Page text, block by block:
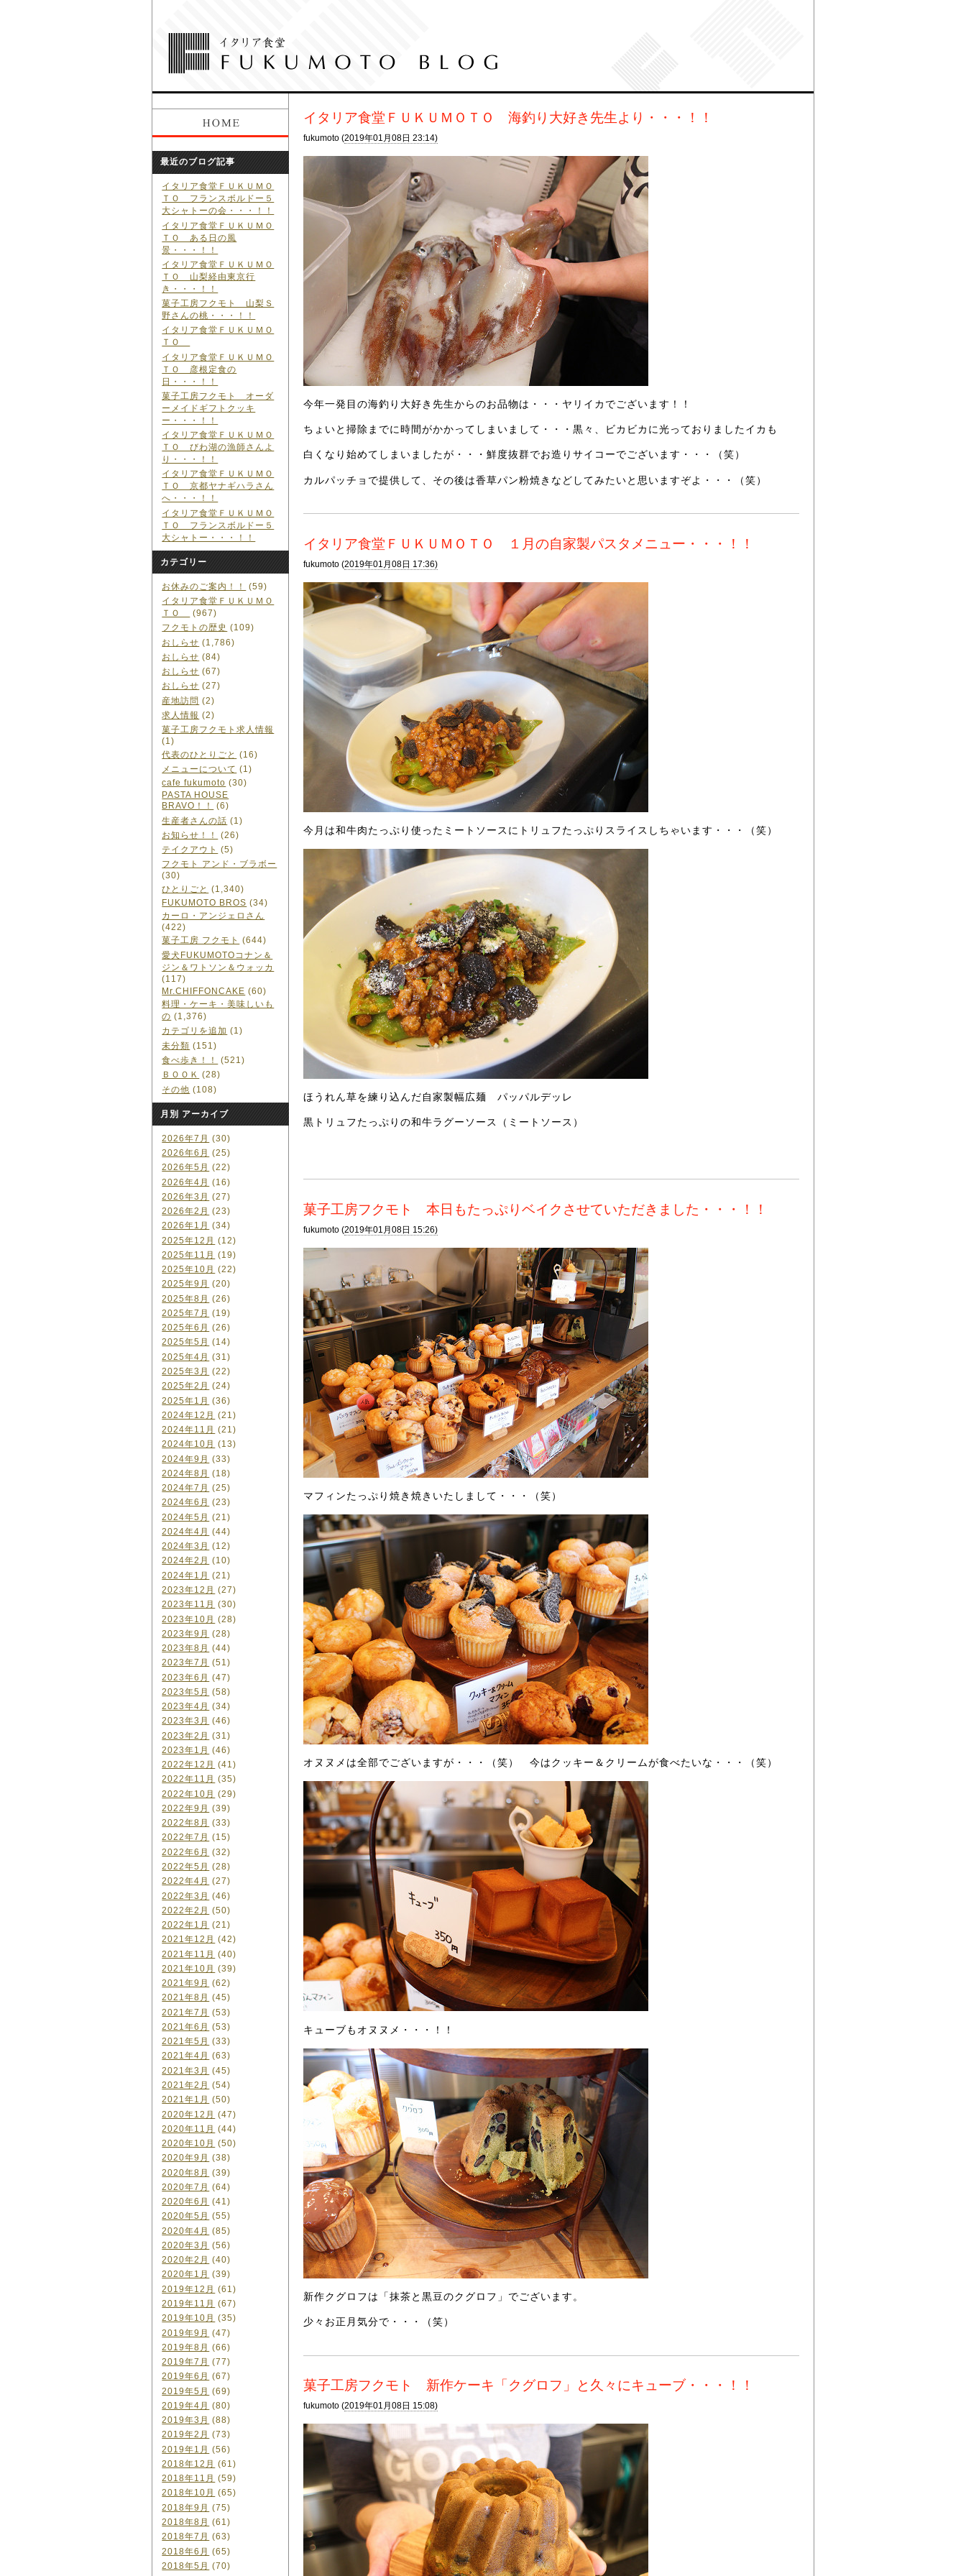
イタリア食堂ＦＵＫＵＭＯＴＯ 海釣り大好き先生より・・・！！
fukumoto (2019年01月08日 23:14)
今年一発目の海釣り大好き先生からのお品物は・・・ヤリイカでございます！！
ちょいと掃除までに時間がかかってしまいまして・・・黒々、ビカビカに光っておりましたイカも
白くなり始めてしまいましたが・・・鮮度抜群でお造りサイコーでございます・・・（笑）
カルパッチョで提供して、その後は香草パン粉焼きなどしてみたいと思いますぞよ・・・（笑）
イタリア食堂ＦＵＫＵＭＯＴＯ １月の自家製パスタメニュー・・・！！
fukumoto (2019年01月08日 17:36)
今月は和牛肉たっぷり使ったミートソースにトリュフたっぷりスライスしちゃいます・・・（笑）
ほうれん草を練り込んだ自家製幅広麺 パッパルデッレ
黒トリュフたっぷりの和牛ラグーソース（ミートソース）
菓子工房フクモト 本日もたっぷりベイクさせていただきました・・・！！
fukumoto (2019年01月08日 15:26)
マフィンたっぷり焼き焼きいたしまして・・・（笑）
オヌヌメは全部でございますが・・・（笑） 今はクッキー＆クリームが食べたいな・・・（笑）
キューブもオヌヌメ・・・！！
新作クグロフは「抹茶と黒豆のクグロフ」でございます。
少々お正月気分で・・・（笑）
菓子工房フクモト 新作ケーキ「クグロフ」と久々にキューブ・・・！！
fukumoto (2019年01月08日 15:08)
最近のブログ記事
イタリア食堂ＦＵＫＵＭＯ
ＴＯ フランスボルドー５
大シャトーの会・・・！！
イタリア食堂ＦＵＫＵＭＯ
ＴＯ ある日の風
景・・・！！
イタリア食堂ＦＵＫＵＭＯ
ＴＯ 山梨経由東京行
き・・・！！
菓子工房フクモト 山梨Ｓ
野さんの桃・・・！！
イタリア食堂ＦＵＫＵＭＯ
ＴＯ
イタリア食堂ＦＵＫＵＭＯ
ＴＯ 彦根定食の
日・・・！！
菓子工房フクモト オーダ
ーメイドギフトクッキ
ー・・・！！
イタリア食堂ＦＵＫＵＭＯ
ＴＯ びわ湖の漁師さんよ
り・・・！！
イタリア食堂ＦＵＫＵＭＯ
ＴＯ 京都ヤナギハラさん
へ・・・！！
イタリア食堂ＦＵＫＵＭＯ
ＴＯ フランスボルドー５
大シャトー・・・！！
カテゴリー
お休みのご案内！！
(59)
イタリア食堂ＦＵＫＵＭＯ
ＴＯ
(967)
フクモトの歴史 (109)
おしらせ (1,786)
おしらせ (84)
おしらせ (67)
おしらせ (27)
産地訪問 (2)
求人情報 (2)
菓子工房フクモト求人情報
(1)
代表のひとりごと (16)
メニューについて (1)
cafe fukumoto (30)
PASTA HOUSE
BRAVO！！
(6)
生産者さんの話 (1)
お知らせ！！
(26)
テイクアウト (5)
フクモト アンド・ブラボー
(30)
ひとりごと (1,340)
FUKUMOTO BROS (34)
カーロ・アンジェロさん
(422)
菓子工房 フクモト (644)
愛犬FUKUMOTOコナン＆
ジン＆ワトソン＆ウォッカ
(117)
Mr.CHIFFONCAKE (60)
料理・ケーキ・美味しいも
の (1,376)
カテゴリを追加 (1)
未分類 (151)
食べ歩き！！
(521)
ＢＯＯＫ (28)
その他 (108)
月別 アーカイブ
2026年7月 (30)
2026年6月 (25)
2026年5月 (22)
2026年4月 (16)
2026年3月 (27)
2026年2月 (23)
2026年1月 (34)
2025年12月 (12)
2025年11月 (19)
2025年10月 (22)
2025年9月 (20)
2025年8月 (26)
2025年7月 (19)
2025年6月 (26)
2025年5月 (14)
2025年4月 (31)
2025年3月 (22)
2025年2月 (24)
2025年1月 (36)
2024年12月 (21)
2024年11月 (21)
2024年10月 (13)
2024年9月 (33)
2024年8月 (18)
2024年7月 (25)
2024年6月 (23)
2024年5月 (21)
2024年4月 (44)
2024年3月 (12)
2024年2月 (10)
2024年1月 (21)
2023年12月 (27)
2023年11月 (30)
2023年10月 (28)
2023年9月 (28)
2023年8月 (44)
2023年7月 (51)
2023年6月 (47)
2023年5月 (58)
2023年4月 (34)
2023年3月 (46)
2023年2月 (31)
2023年1月 (46)
2022年12月 (41)
2022年11月 (35)
2022年10月 (29)
2022年9月 (39)
2022年8月 (33)
2022年7月 (15)
2022年6月 (32)
2022年5月 (28)
2022年4月 (27)
2022年3月 (46)
2022年2月 (50)
2022年1月 (21)
2021年12月 (42)
2021年11月 (40)
2021年10月 (39)
2021年9月 (62)
2021年8月 (45)
2021年7月 (53)
2021年6月 (53)
2021年5月 (33)
2021年4月 (63)
2021年3月 (45)
2021年2月 (54)
2021年1月 (50)
2020年12月 (47)
2020年11月 (44)
2020年10月 (50)
2020年9月 (38)
2020年8月 (39)
2020年7月 (64)
2020年6月 (41)
2020年5月 (55)
2020年4月 (85)
2020年3月 (56)
2020年2月 (40)
2020年1月 (39)
2019年12月 (61)
2019年11月 (67)
2019年10月 (35)
2019年9月 (47)
2019年8月 (66)
2019年7月 (77)
2019年6月 (67)
2019年5月 (69)
2019年4月 (80)
2019年3月 (88)
2019年2月 (73)
2019年1月 (56)
2018年12月 (61)
2018年11月 (59)
2018年10月 (65)
2018年9月 (75)
2018年8月 (61)
2018年7月 (63)
2018年6月 (65)
2018年5月 (70)